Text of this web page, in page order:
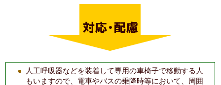
人工呼吸器などを装着して専用の車椅子で移動する人
もいますので、電車やバスの乗降時等において、周囲